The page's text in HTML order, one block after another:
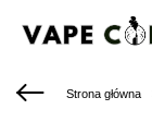
Strona główna